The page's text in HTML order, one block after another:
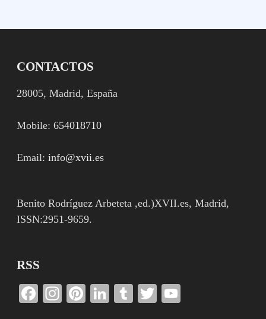
CONTACTOS
28005, Madrid, España
Mobile:654018710
Email:info@xvii.es
Benito Rodríguez Arbeteta ,ed.)XVII.es, Madrid,
ISSN:2951-9659.
RSS
Facebook
Instagram
Pinterest
LinkedIn
TumblrTwitter